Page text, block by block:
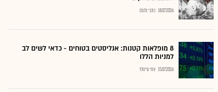
18.07.2026 כתבי גלובס
8 מופלאות קטנות: אנליסטים בטוחים - כדאי לשים לב
למניות הללו
15.07.2026 צחי גרינולד